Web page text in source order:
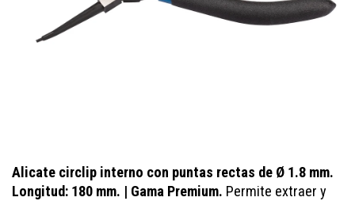
Alicate circlip interno con puntas rectas de Ø 1.8 mm.
Longitud: 180 mm. | Gama Premium. Permite extraer y